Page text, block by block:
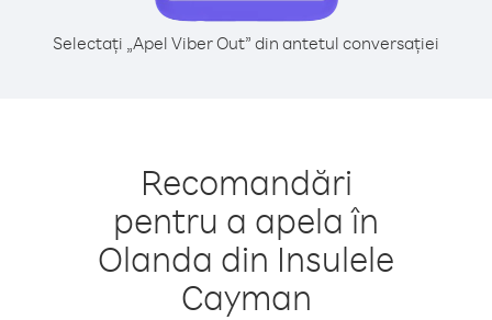
Selectați „Apel Viber Out” din antetul conversației
Recomandări
pentru a apela în
Olanda din Insulele
Cayman